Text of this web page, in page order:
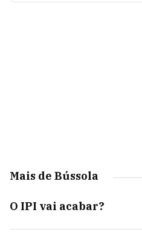
Mais de Bússola
O IPI vai acabar?